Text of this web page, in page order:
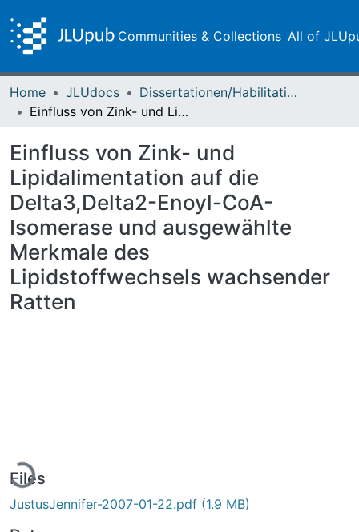
Communities & Collections All of
Home JLUdocs
Dissertationen/Habilitationen
Einfluss von Zink- und Lipidalimentation auf die Delta3,Delta2-Enoyl-CoA-Isomerase und ausgewählte Merkmale des Lipidstoffwechsels wachsender Ratten
Einfluss von Zink- und
Lipidalimentation auf die
Delta3,Delta2-Enoyl-CoA-
Isomerase und ausgewählte
Merkmale des
Lipidstoffwechsels wachsender
Ratten
Files
JustusJennifer-2007-01-22.pdf (1.9 MB)